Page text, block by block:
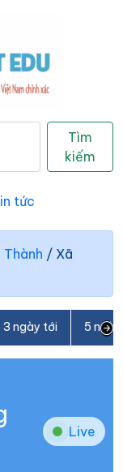
Tìm
kiếm
tức
Thành / Xã
3 ngày tới 5
Live